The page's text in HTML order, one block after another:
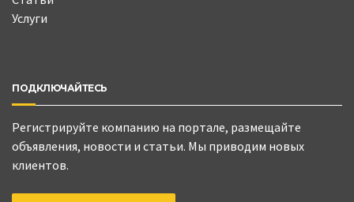
Услуги
ПОДКЛЮЧАЙТЕСЬ
Регистрируйте компанию на портале, размещайте
объявления, новости и статьи. Мы приводим новых
клиентов.